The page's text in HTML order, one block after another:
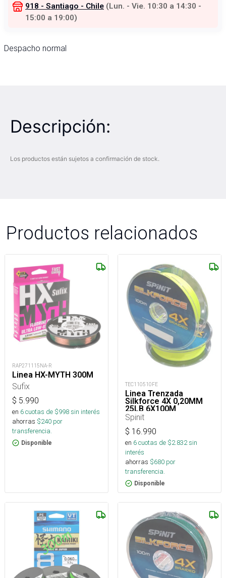
918 - Santiago - Chile (Lun. - Vie. 10:30 a 14:30 -
15:00 a 19:00)
Despacho normal
Descripción:
Los productos están sujetos a confirmación de stock.
Productos relacionados
RAP271115NA-R
Linea HX-MYTH 300M
Sufix
$ 5.990
en 6cuotas de $998sin interés
ahorras $240 por
transferencia.
Disponible
TEC110510FE
Linea Trenzada
Silkforce 4X 0,20MM
25LB 6X100M
Spinit
$ 16.990
en 6cuotas de $2.832sin
interés
ahorras $680 por
transferencia.
Disponible